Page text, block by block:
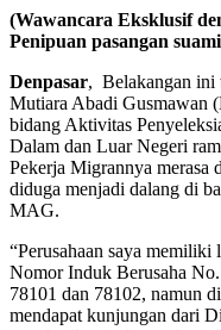
(Wawancara Eksklusif
Penipuan pasangan
Denpasar, Belakangan ini
Mutiara Abadi Gusmawan
bidang Aktivitas
Dalam dan Luar Negeri
Pekerja Migrannya merasa
diduga menjadi dalang di
MAG.
“Perusahaan saya
Nomor Induk Berusaha
78101 dan 78102, namun
mendapat kunjungan dari